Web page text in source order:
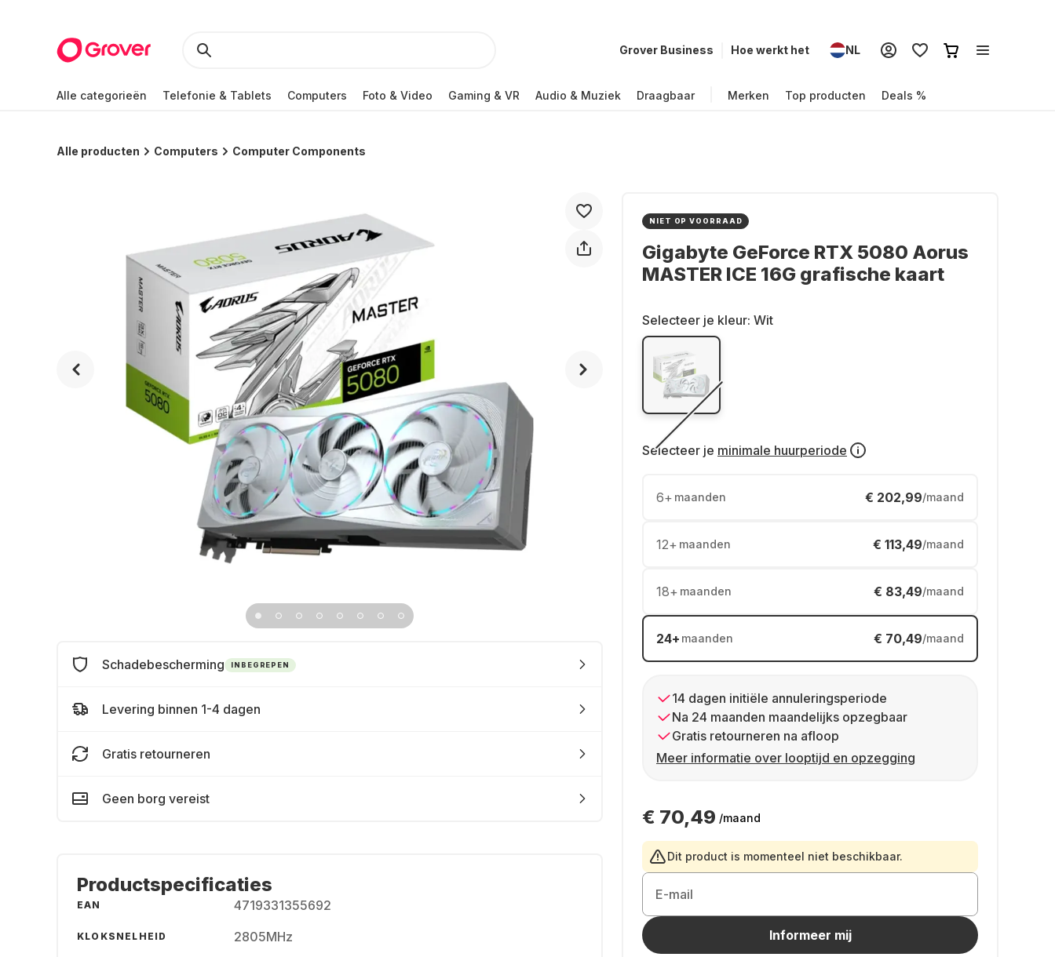
Grover Business Hoe werkt het NL
Alle categorieën Telefonie & Tablets Computers Foto & Video Gaming & VR Audio & Muziek Draagbaar Merken Top producten Deals %
Alle producten Computers Computer Components
NIET OP VOORRAAD
Gigabyte GeForce RTX 5080 Aorus
MASTER ICE 16G grafische kaart
Selecteer je kleur: Wit
Selecteer je minimale huurperiode
6+ maanden € 202,99/maand
12+ maanden € 113,49/maand
18+ maanden € 83,49/maand
24+ maanden € 70,49/maand
14 dagen initiële annuleringsperiode
Na 24 maanden maandelijks opzegbaar
Gratis retourneren na afloop
Meer informatie over looptijd en opzegging
€ 70,49 /maand
Dit product is momenteel niet beschikbaar.
E-mail
Informeer mij
Schadebescherming INBEGREPEN
Levering binnen 1-4 dagen
Gratis retourneren
Geen borg vereist
Productspecificaties
EAN 4719331355692
KLOKSNELHEID 2805MHz